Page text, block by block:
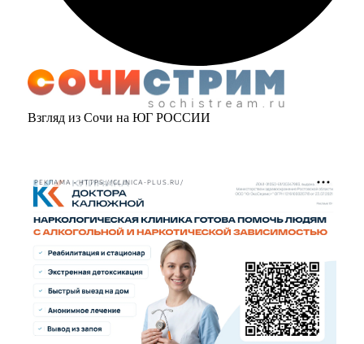
Взгляд из Сочи на ЮГ РОССИИ
РЕКЛАМА • HTTPS://CLINICA-PLUS.RU/